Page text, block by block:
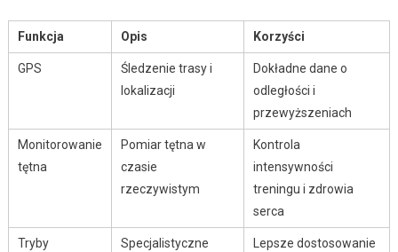
Funkcja Opis Korzyści
GPS
Śledzenie trasy i
lokalizacji
Dokładne dane o
odległości i
przewyższeniach
Monitorowanie
tętna
Pomiar tętna w
czasie
rzeczywistym
Kontrola
intensywności
treningu i zdrowia
serca
Tryby
Specjalistyczne
Lepsze dostosowanie